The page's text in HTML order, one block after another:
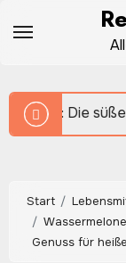
Inhalt
Start
Genuss für